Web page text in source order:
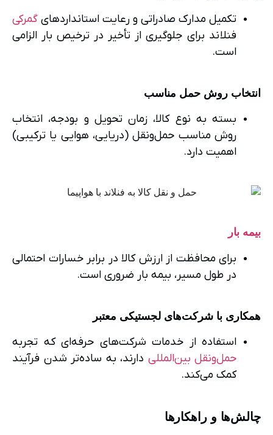
تکمیل مدارک صادراتی و رعایت استانداردهای گمرکی
فنلاند برای جلوگیری از تأخیر در ترخیص بار الزامی
است.
انتخاب روش حمل مناسب
بسته به نوع کالا، زمان تحویل و بودجه، انتخاب
روش مناسب حمل‌ونقل (دریایی، هوایی یا ترکیبی)
اهمیت دارد.
بیمه بار
برای محافظت از ارزش کالا در برابر خسارات احتمالی
در طول مسیر، بیمه بار ضروری است.
همکاری با شرکت‌های لجستیکی معتبر
استفاده از خدمات شرکت‌های حرفه‌ای که تجربه
حمل‌ونقل بین‌المللی دارند، به ساده‌تر شدن فرآیند
کمک می‌کند.
چالش‌ها و راهکارها